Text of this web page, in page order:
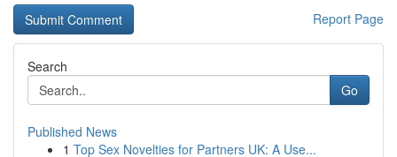
Report Page
Search
Go
Published News
1 Top Sex Novelties for Partners UK: A Use...